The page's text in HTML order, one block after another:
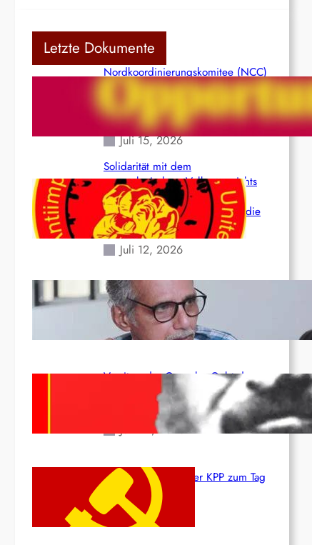
Letzte Dokumente
Nordkoordinierungskomitee (NCC)
der Kommunistischen Partei Indiens
(Maoistisch): Postmoderner
Opportunismus
Juli 15, 2026
Solidarität mit dem
venezolanischem Volk angesichts
der verlorenen Leben und der
katastrophalen Situation durch die
Erdbeben des 24. Juni!
Juli 12, 2026
Indien: „Die Politik der
Kapitulation“ von K. Murali (Ajith)
Juli 1, 2026
Vorsitzender Gonzalo: Gebt das
Leben für die Partei und die
Juni 19, 2026
Beschluss des ZK der KPP zum Tag
des Heldentums
Juni 19, 2026